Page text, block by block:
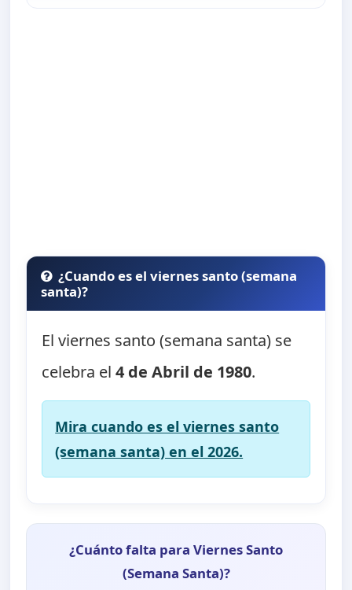
¿Cuando es el viernes santo (semana
santa)?
El viernes santo (semana santa) se
celebra el4 de Abril de 1980.
Mira cuando es el viernes santo
(semana santa) en el 2026.
¿Cuánto falta para Viernes Santo
(Semana Santa)?